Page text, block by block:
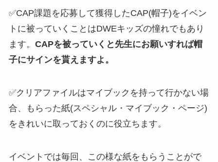
✅CAP課題を応募して獲得したCAP(帽子)をイベン
トに被っていくことはDWEキッズの憧れでもあり
ます。 CAPを被っていくと先生にお願いすれば帽
子にサインを貰えますよ。
✅クリアファイルはマイブックを持って行かない場
合、もらった紙(スペシャル・マイブック・ページ)
をきれいに取っておくのに役立ちます。
イベントでは毎回、この様な紙をもらうことがで